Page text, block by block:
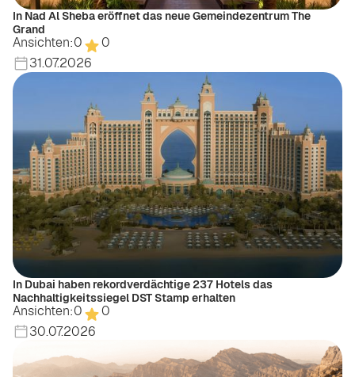
In Nad Al Sheba eröffnet das neue Gemeindezentrum The
Grand
Ansichten:0
0
31.07.2026
In Dubai haben rekordverdächtige 237 Hotels das
Nachhaltigkeitssiegel DST Stamp erhalten
Ansichten:0
0
30.07.2026